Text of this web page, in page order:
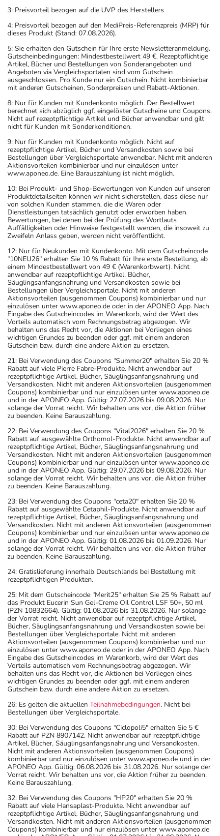
3: Preisvorteil bezogen auf die UVP des Herstellers
4: Preisvorteil bezogen auf den MediPreis-Referenzpreis (MRP) für
dieses Produkt (Stand: 07.08.2026).
5: Sie erhalten den Gutschein für Ihre erste Newsletteranmeldung.
Gutscheinbedingungen: Mindestbestellwert 49 €. Rezeptpflichtige
Artikel, Bücher und Bestellungen von Sonderangeboten und
Angeboten via Vergleichsportalen sind vom Gutschein
ausgeschlossen. Pro Kunde nur ein Gutschein. Nicht kombinierbar
mit anderen Gutscheinen, Sonderpreisen und Rabatt-Aktionen.
8: Nur für Kunden mit Kundenkonto möglich. Der Bestellwert
berechnet sich abzüglich ggf. eingelöster Gutscheine und Coupons.
Nicht auf rezeptpflichtige Artikel und Bücher anwendbar und gilt
nicht für Kunden mit Sonderkonditionen.
9: Nur für Kunden mit Kundenkonto möglich. Nicht auf
rezeptpflichtige Artikel, Bücher und Versandkosten sowie bei
Bestellungen über Vergleichsportale anwendbar. Nicht mit anderen
Aktionsvorteilen kombinierbar und nur einzulösen unter
www.aponeo.de. Eine Barauszahlung ist nicht möglich.
10: Bei Produkt- und Shop-Bewertungen von Kunden auf unseren
Produktdetailseiten können wir nicht sicherstellen, dass diese nur
von solchen Kunden stammen, die die Waren oder
Dienstleistungen tatsächlich genutzt oder erworben haben.
Bewertungen, bei denen bei der Prüfung des Wortlauts
Auffälligkeiten oder Hinweise festgestellt werden, die insoweit zu
Zweifeln Anlass geben, werden nicht veröffentlicht.
12: Nur für Neukunden mit Kundenkonto. Mit dem Gutscheincode
"10NEU26" erhalten Sie 10 % Rabatt für Ihre erste Bestellung, ab
einem Mindestbestellwert von 49 € (Warenkorbwert). Nicht
anwendbar auf rezeptpflichtige Artikel, Bücher,
Säuglingsanfangsnahrung und Versandkosten sowie bei
Bestellungen über Vergleichsportale. Nicht mit anderen
Aktionsvorteilen (ausgenommen Coupons) kombinierbar und nur
einzulösen unter www.aponeo.de oder in der APONEO App. Nach
Eingabe des Gutscheincodes im Warenkorb, wird der Wert des
Vorteils automatisch vom Rechnungsbetrag abgezogen. Wir
behalten uns das Recht vor, die Aktionen bei Vorliegen eines
wichtigen Grundes zu beenden oder ggf. mit einem anderen
Gutschein bzw. durch eine andere Aktion zu ersetzen.
21: Bei Verwendung des Coupons "Summer20" erhalten Sie 20 %
Rabatt auf viele Pierre Fabre-Produkte. Nicht anwendbar auf
rezeptpflichtige Artikel, Bücher, Säuglingsanfangsnahrung und
Versandkosten. Nicht mit anderen Aktionsvorteilen (ausgenommen
Coupons) kombinierbar und nur einzulösen unter www.aponeo.de
und in der APONEO App. Gültig: 27.07.2026 bis 09.08.2026. Nur
solange der Vorrat reicht. Wir behalten uns vor, die Aktion früher
zu beenden. Keine Barauszahlung.
22: Bei Verwendung des Coupons "Vital2026" erhalten Sie 20 %
Rabatt auf ausgewählte Orthomol-Produkte. Nicht anwendbar auf
rezeptpflichtige Artikel, Bücher, Säuglingsanfangsnahrung und
Versandkosten. Nicht mit anderen Aktionsvorteilen (ausgenommen
Coupons) kombinierbar und nur einzulösen unter www.aponeo.de
und in der APONEO App. Gültig: 29.07.2026 bis 09.08.2026. Nur
solange der Vorrat reicht. Wir behalten uns vor, die Aktion früher
zu beenden. Keine Barauszahlung.
23: Bei Verwendung des Coupons "ceta20" erhalten Sie 20 %
Rabatt auf ausgewählte Cetaphil-Produkte. Nicht anwendbar auf
rezeptpflichtige Artikel, Bücher, Säuglingsanfangsnahrung und
Versandkosten. Nicht mit anderen Aktionsvorteilen (ausgenommen
Coupons) kombinierbar und nur einzulösen unter www.aponeo.de
und in der APONEO App. Gültig: 01.08.2026 bis 01.09.2026. Nur
solange der Vorrat reicht. Wir behalten uns vor, die Aktion früher
zu beenden. Keine Barauszahlung.
24: Gratislieferung innerhalb Deutschlands bei Bestellung mit
rezeptpflichtigen Produkten.
25: Mit dem Gutscheincode "Merit25" erhalten Sie 25 % Rabatt auf
das Produkt Eucerin Sun Gel-Creme Oil Control LSF 50+, 50 ml
(PZN 10832664). Gültig: 01.08.2026 bis 31.08.2026. Nur solange
der Vorrat reicht. Nicht anwendbar auf rezeptpflichtige Artikel,
Bücher, Säuglingsanfangsnahrung und Versandkosten sowie bei
Bestellungen über Vergleichsportale. Nicht mit anderen
Aktionsvorteilen (ausgenommen Coupons) kombinierbar und nur
einzulösen unter www.aponeo.de oder in der APONEO App. Nach
Eingabe des Gutscheincodes im Warenkorb, wird der Wert des
Vorteils automatisch vom Rechnungsbetrag abgezogen. Wir
behalten uns das Recht vor, die Aktionen bei Vorliegen eines
wichtigen Grundes zu beenden oder ggf. mit einem anderen
Gutschein bzw. durch eine andere Aktion zu ersetzen.
26: Es gelten die aktuellen Teilnahmebedingungen. Nicht bei
Bestellungen über Vergleichsportale.
30: Bei Verwendung des Coupons "Ciclopoli5" erhalten Sie 5 €
Rabatt auf PZN 8907142. Nicht anwendbar auf rezeptpflichtige
Artikel, Bücher, Säuglingsanfangsnahrung und Versandkosten.
Nicht mit anderen Aktionsvorteilen (ausgenommen Coupons)
kombinierbar und nur einzulösen unter www.aponeo.de und in der
APONEO App. Gültig: 06.08.2026 bis 31.08.2026. Nur solange der
Vorrat reicht. Wir behalten uns vor, die Aktion früher zu beenden.
Keine Barauszahlung.
32: Bei Verwendung des Coupons "HP20" erhalten Sie 20 %
Rabatt auf viele Hansaplast-Produkte. Nicht anwendbar auf
rezeptpflichtige Artikel, Bücher, Säuglingsanfangsnahrung und
Versandkosten. Nicht mit anderen Aktionsvorteilen (ausgenommen
Coupons) kombinierbar und nur einzulösen unter www.aponeo.de